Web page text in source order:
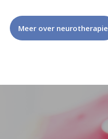
Meer over neurotherapie